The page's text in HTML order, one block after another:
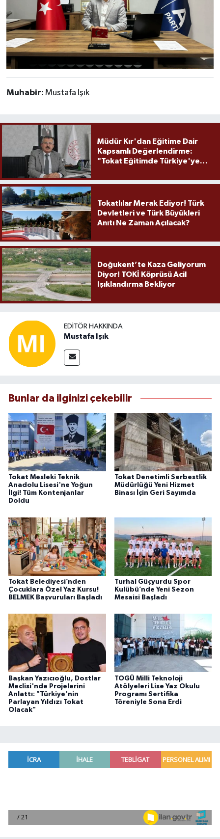
Muhabir: Mustafa Işık
Müdür Kır'dan Eğitime Dair
Kapsamlı Değerlendirme:
"Tokat Eğitimde Türkiye'ye
Tokatlılar Merak Ediyor! Türk
Devletleri ve Türk Büyükleri
Anıtı Ne Zaman Açılacak?
Doğukent’te Kaza Geliyorum
Diyor! TOKİ Köprüsü Acil
Işıklandırma Bekliyor
EDITÖR HAKKINDA
Mustafa Işık
Bunlar da ilginizi çekebilir
Tokat Mesleki Teknik
Anadolu Lisesi'ne Yoğun
İlgi! Tüm Kontenjanlar
Doldu
Tokat Denetimli Serbestlik
Müdürlüğü Yeni Hizmet
Binası İçin Geri Sayımda
Tokat Belediyesi’nden
Çocuklara Özel Yaz Kursu!
BELMEK Başvuruları Başladı
Turhal Güçyurdu Spor
Kulübü’nde Yeni Sezon
Mesaisi Başladı
Başkan Yazıcıoğlu, Dostlar
Meclisi'nde Projelerini
Anlattı: "Türkiye'nin
Parlayan Yıldızı Tokat
Olacak"
TOGÜ Milli Teknoloji
Atölyeleri Lise Yaz Okulu
Programı Sertifika
Töreniyle Sona Erdi